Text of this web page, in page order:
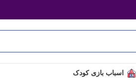
اسباب بازی کودک